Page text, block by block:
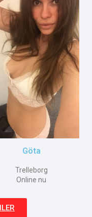
Göta
Trelleborg
Online nu